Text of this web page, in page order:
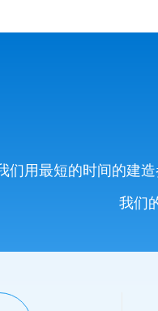
们用最短的时间的建
我们